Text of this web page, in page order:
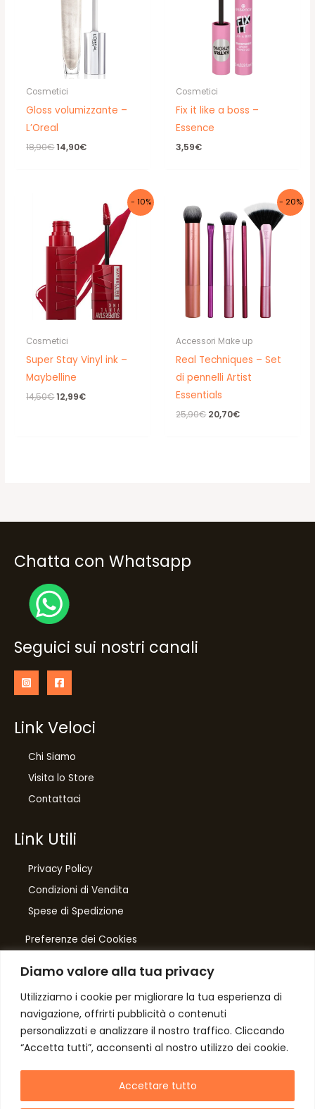
Diamo valore alla tua privacy
Utilizziamo i cookie per migliorare la tua esperienza di
navigazione, offrirti pubblicità o contenuti
personalizzati e analizzare il nostro traffico. Cliccando
“Accetta tutti”, acconsenti al nostro utilizzo dei cookie.
Accettare tutto
Cosmetici
Gloss volumizzante –
L’Oreal
18,90€Il
14,90€Il
Cosmetici
Fix it like a boss –
Essence
3,59€
- 10%
Cosmetici
Super Stay Vinyl ink –
Maybelline
14,50€Il
12,99€Il
- 20%
Accessori Make up
Real Techniques – Set
di pennelli Artist
Essentials
25,90€ Il
20,70€Il
Chatta con Whatsapp
Seguici sui nostri canali
Link Veloci
Chi Siamo
Visita lo Store
Contattaci
Link Utili
Privacy Policy
Condizioni di Vendita
Spese di Spedizione
Preferenze dei Cookies
Number One
di Domenico Toccacieli
Via G. Mazzini 5/C
61033 FERMIGNANO PU
C.F. TCCDNC64A31D541L